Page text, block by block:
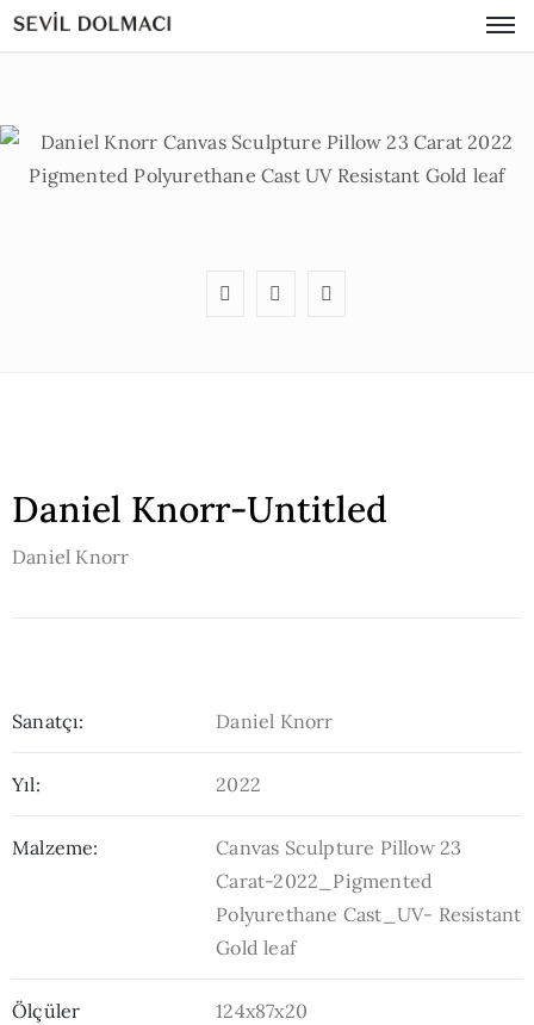
Daniel Knorr-Untitled
Daniel Knorr
Sanatçı: Daniel Knorr
Yıl: 2022
Malzeme:
Canvas Sculpture Pillow 23
Carat-2022_Pigmented
Polyurethane Cast_UV- Resistant
Gold leaf
Ölçüler 124x87x20